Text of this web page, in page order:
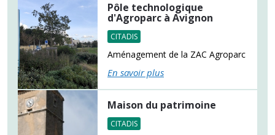
Pôle technologique
d'Agroparc à Avignon
CITADIS
Aménagement de la ZAC Agroparc
En savoir plus
Maison du patrimoine
CITADIS